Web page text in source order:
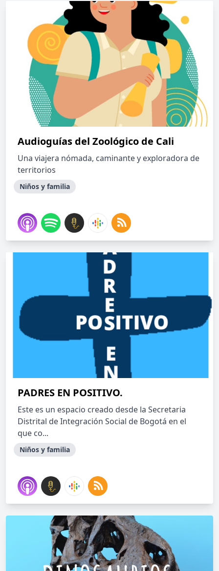
Audioguías del Zoológico de Cali
Una viajera nómada, caminante y exploradora de
territorios
Niños y familia
PADRES EN POSITIVO.
Este es un espacio creado desde la Secretaria
Distrital de Integración Social de Bogotá en el
que co...
Niños y familia